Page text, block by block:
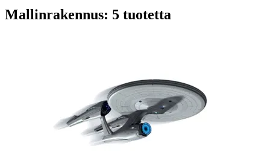
Mallinrakennus: 5 tuotetta